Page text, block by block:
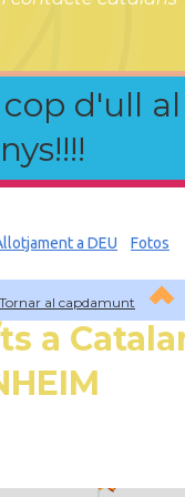
d'ull al
Tornar al capdamunt
a DEU Fotos
a